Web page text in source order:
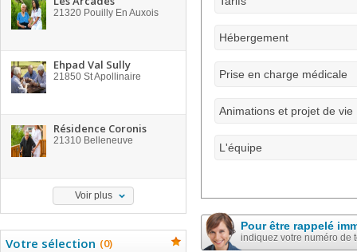
21320 Pouilly En Auxois
Ehpad Val Sully
21850 St Apollinaire
Résidence Coronis
21310 Belleneuve
Voir plus
Votre sélection (0)
Hébergement
Prise en charge médicale
Animations et projet de vie
L'équipe
Pour être rappelé
indiquez votre numéro de